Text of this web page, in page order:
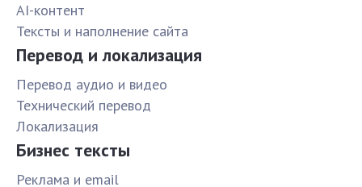
AI-контент
Тексты и наполнение сайта
Перевод и локализация
Перевод аудио и видео
Технический перевод
Локализация
Бизнес тексты
Реклама и email